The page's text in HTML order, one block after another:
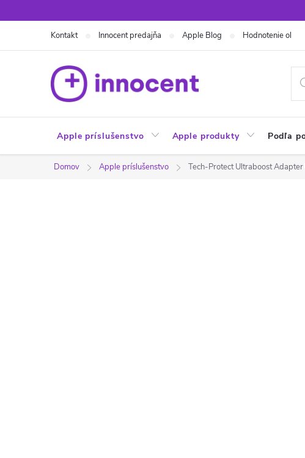
na
Kontakt Innocent predajňa Apple Blog Hodnotenie
Apple príslušenstvo Apple produkty Podľa
Domov Apple príslušenstvo Tech-Protect Ultraboost Adapter